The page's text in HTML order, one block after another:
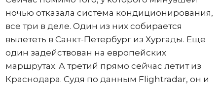
ночью отказала система кондиционирования,
все три в деле. Один из них собирается
вылететь в Санкт-Петербург из Хургады. Еще
один задействован на европейских
маршрутах. А третий прямо сейчас летит из
Краснодара. Судя по данным Flightradar, он и